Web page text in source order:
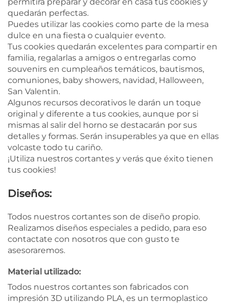
quedarán perfectas.
Puedes utilizar las cookies como parte de la mesa
dulce en una fiesta o cualquier evento.
Tus cookies quedarán excelentes para compartir en
familia, regalarlas a amigos o entregarlas como
souvenirs en cumpleaños temáticos, bautismos,
comuniones, baby showers, navidad, Halloween,
San Valentin.
Algunos recursos decorativos le darán un toque
original y diferente a tus cookies, aunque por si
mismas al salir del horno se destacarán por sus
detalles y formas. Serán insuperables ya que en ellas
volcaste todo tu cariño.
¡Utiliza nuestros cortantes y verás que éxito tienen
tus cookies!
Diseños:
Todos nuestros cortantes son de diseño propio.
Realizamos diseños especiales a pedido, para eso
contactate con nosotros que con gusto te
asesoraremos.
Material utilizado:
Todos nuestros cortantes son fabricados con
impresión 3D utilizando PLA, es un termoplastico